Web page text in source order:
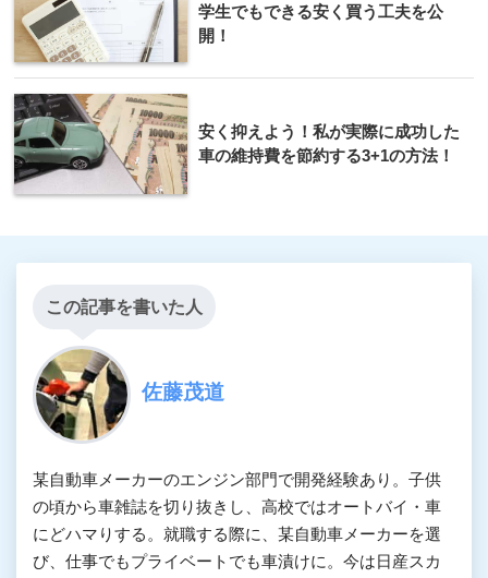
学生でもできる安く買う工夫を公
開！
安く抑えよう！私が実際に成功した
車の維持費を節約する3+1の方法！
この記事を書いた人
佐藤茂道
某自動車メーカーのエンジン部門で開発経験あり。子供
の頃から車雑誌を切り抜きし、高校ではオートバイ・車
にどハマりする。就職する際に、某自動車メーカーを選
び、仕事でもプライベートでも車漬けに。今は日産スカ